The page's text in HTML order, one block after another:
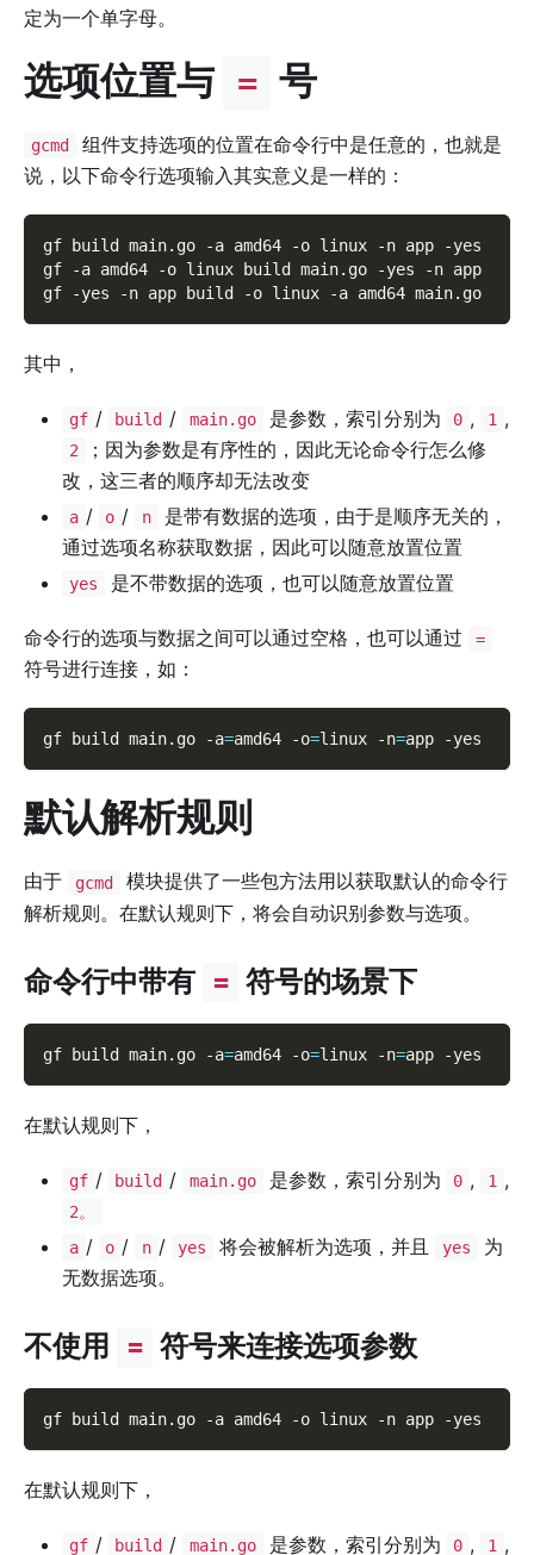
定为一个单字母。
选项位置与 = 号
gcmd
组件支持选项的位置在命令行中是任意的，也就是
说，以下命令行选项输入其实意义是一样的：
gf build main.go -a amd64 -o linux -n app
-yes
gf
-a amd64 -o linux build main.go -yes -n app
gf
-yes -n app build -o linux -a amd64 main.go
其中，
gf / build / main.go 是参数，索引分别为 0 , 1 ,
2
；因为参数是有序性的，因此无论命令行怎么修
改，这三者的顺序却无法改变
a / o / n
是带有数据的选项，由于是顺序无关的，
通过选项名称获取数据，因此可以随意放置位置
yes 是不带数据的选项，也可以随意放置位置
命令行的选项与数据之间可以通过空格，也可以通过 =
符号进行连接，如：
gf build main.go -a=amd64 -o=linux -n=app -yes
默认解析规则
由于 gcmd
模块提供了一些包方法用以获取默认的命令行
解析规则。在默认规则下，将会自动识别参数与选项。
命令行中带有 = 符号的场景下
gf build main.go -a=amd64 -o=linux -n=app -yes
在默认规则下，
gf / build / main.go 是参数，索引分别为 0 , 1 ,
2。
a / o / n / yes 将会被解析为选项，并且 yes
为
无数据选项。
不使用 = 符号来连接选项参数
gf build main.go -a amd64 -o linux -n app -yes
在默认规则下，
gf / build / main.go 是参数，索引分别为 0 , 1 ,